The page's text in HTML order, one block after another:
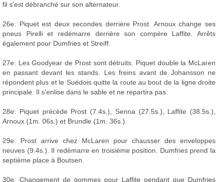
fil s'est débranché sur son alternateur.
26e: Piquet est deux secondes derrière Prost. Arnoux change ses
pneus Pirelli et redémarre derrière son compère Laffite. Arrêts
également pour Dumfries et Streiff.
27e: Les Goodyear de Prost sont détruits. Piquet double la McLaren
en passant devant les stands. Les freins avant de Johansson ne
répondent plus et le Suédois quitte la route au bout de la ligne droite
principale. Il s'enlise dans le sable et ne repartira pas.
28e: Piquet précède Prost (7.4s.), Senna (27.5s.), Laffite (38.5s.),
Arnoux (1m. 06s.) et Brundle (1m. 36s.).
29e: Prost arrive chez McLaren pour chausser des enveloppes
neuves (9.4s.). Il redémarre en troisième position. Dumfries prend la
septième place à Boutsen.
30e: Changement de gommes pour Laffite pendant que Dumfries